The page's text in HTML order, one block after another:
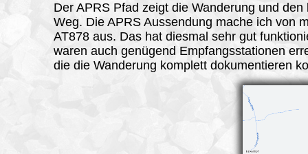
DerAPRS Pfad zeigt die Wanderung und den
Weg. Die APRS Aussendung mache ich von
AT878 aus. Das hat diesmal sehr gut
waren auch genügend Empfangsstationen
die die Wanderung komplett dokumentieren